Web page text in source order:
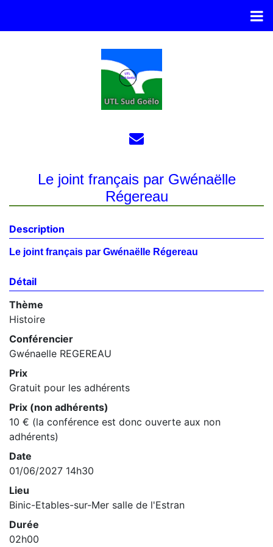
Le joint français par Gwénaëlle
Régereau
Description
Le joint français par Gwénaëlle Régereau
Détail
Thème
Histoire
Conférencier
Gwénaelle REGEREAU
Prix
Gratuit pour les adhérents
Prix (non adhérents)
10 € (la conférence est donc ouverte aux non
adhérents)
Date
01/06/2027 14h30
Lieu
Binic-Etables-sur-Mer salle de l'Estran
Durée
02h00